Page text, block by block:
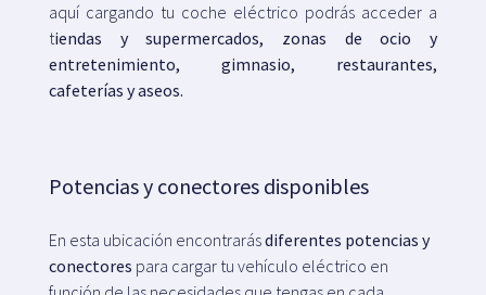
aquí cargando tu coche eléctrico podrás acceder a
tiendas y supermercados, zonas de ocio y
entretenimiento, gimnasio, restaurantes,
cafeterías y aseos.
Potencias y conectores disponibles
En esta ubicación encontrarásdiferentes potencias y
conectores para cargar tu vehículo eléctrico en